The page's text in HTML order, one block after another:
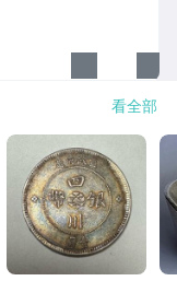
看全部